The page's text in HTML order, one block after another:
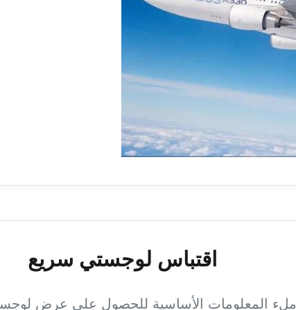
اقتباس لوجستي سريع
ملء المعلومات الأساسية للحصول على عرض